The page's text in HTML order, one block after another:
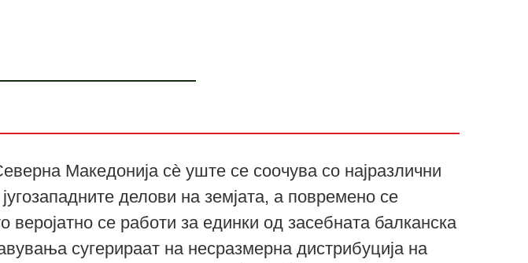
Македонија сѐ уште се соочува со најразлични
делови на земјата, а повремено се
се работи за единки од засебната балканска
сугерираат на несразмерна дистрибуција на